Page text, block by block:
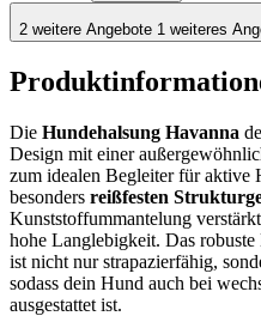
2 weitere Angebote 1 weiteres
Die Hundehalsung Havanna
Design mit einer
zum idealen Begleiter für aktive
besonders reißfesten
Kunststoffummantelung
hohe Langlebigkeit. Das robuste
ist nicht nur strapazierfähig,
sodass dein Hund auch bei
ausgestattet ist.